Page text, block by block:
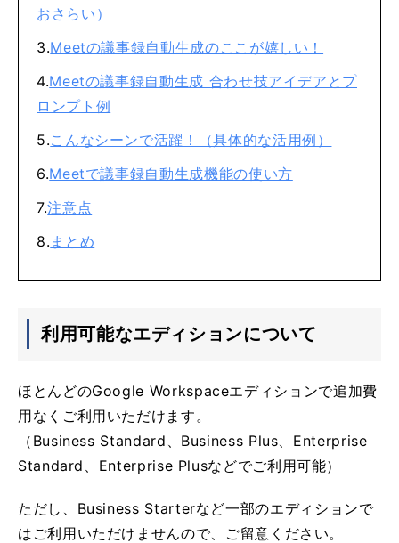
おさらい）
Meetの議事録自動生成のここが嬉しい！
Meetの議事録自動生成 合わせ技アイデアとプ
ロンプト例
こんなシーンで活躍！（具体的な活用例）
Meetで議事録自動生成機能の使い方
注意点
まとめ
利用可能なエディションについて
ほとんどのGoogle Workspaceエディションで追加費
用なくご利用いただけます。
（Business Standard、Business Plus、Enterprise
Standard、Enterprise Plusなどでご利用可能）
ただし、Business Starterなど一部のエディションで
はご利用いただけませんので、ご留意ください。